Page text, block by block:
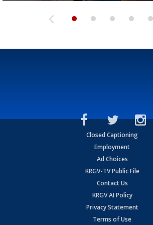
Closed Captioning
Employment
Ad Choices
KRGV-TV Public File
Contact Us
KRGV AI Policy
Privacy Statement
Terms of Use